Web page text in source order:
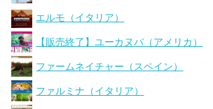
エルモ（イタリア）
【販売終了】ユーカヌバ（アメリカ）
ファームネイチャー（スペイン）
ファルミナ（イタリア）